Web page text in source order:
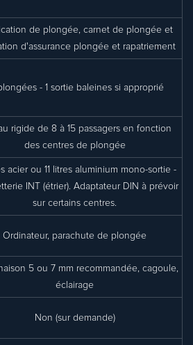
de plongée, carnet de plongée et
d'assurance plongée et rapatriement
- 1 sortie baleines si approprié
rigide de 8 à 15 passagers en fonction
des centres de plongée
acier ou 11 litres aluminium mono-sortie -
INT (étrier). Adaptateur DIN à prévoir
sur certains centres.
Ordinateur, parachute de plongée
5 ou 7 mm recommandée, cagoule,
éclairage
Non (sur demande)